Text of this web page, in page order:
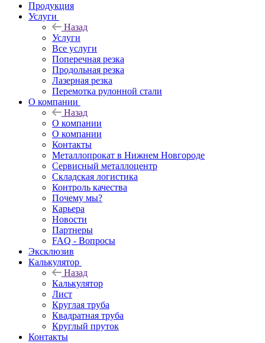
Продукция
Услуги
Назад
Услуги
Все услуги
Поперечная резка
Продольная резка
Лазерная резка
Перемотка рулонной стали
О компании
Назад
О компании
О компании
Контакты
Металлопрокат в Нижнем Новгороде
Сервисный металлоцентр
Складская логистика
Контроль качества
Почему мы?
Карьера
Новости
Партнеры
FAQ - Вопросы
Эксклюзив
Калькулятор
Назад
Калькулятор
Лист
Круглая труба
Квадратная труба
Круглый пруток
Контакты